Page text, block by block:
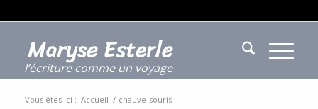
l’écriture comme un voyage
Vous êtes ici : Accueil / chauve-souris